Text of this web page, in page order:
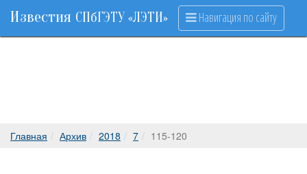
Известия СПбГЭТУ «ЛЭТИ» Навигация по сайту
Главная Архив 2018 7 115-120